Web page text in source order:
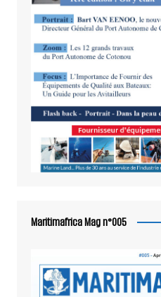
Maritimafrica Mag n°005